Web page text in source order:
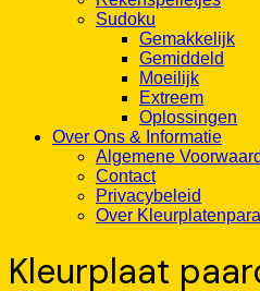
Sudoku
Gemakkelijk
Gemiddeld
Moeilijk
Extreem
Oplossingen
Over Ons & Informatie
Algemene
Contact
Privacybeleid
Over
Kleurplaat